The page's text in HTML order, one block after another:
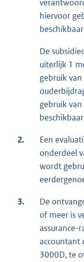
hiervoor
De
uiterlijk 1
gebruik
gebruik
2.
Een
onderdeel
wordt
3.
De
of meer is
assurance-
accountant
3000D, te